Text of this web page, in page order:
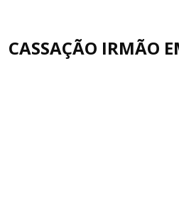
CASSAÇÃO IRMÃO